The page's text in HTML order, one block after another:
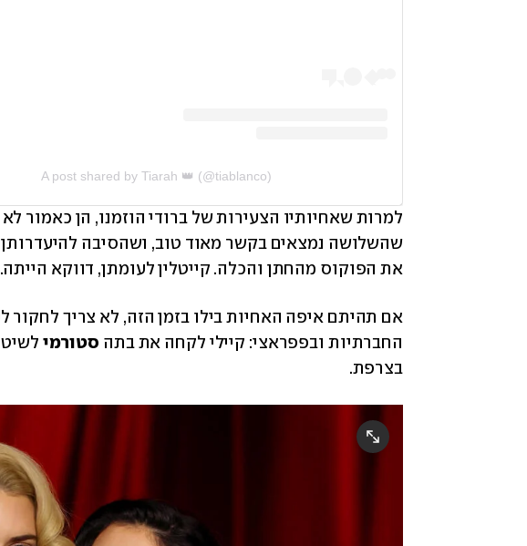
A post shared by Tiarah 👑 (@tiablanco)
את הפוקוס מהחתן והכלה. קייטלין לעומתן, דווקא הייתה.
החברתיות ובפפראצי: קיילי לקחה את בתה סטורמי
בצרפת.